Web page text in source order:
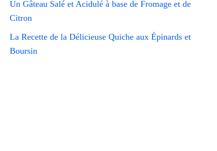
Un Gâteau Salé et Acidulé à base de Fromage et de
Citron
La Recette de la Délicieuse Quiche aux Épinards et
Boursin